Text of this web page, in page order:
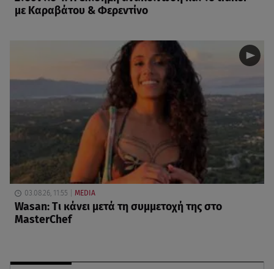
με Καραβάτου & Φερεντίνο
03.08.26, 11:55 MEDIA
Wasan: Tι κάνει μετά τη συμμετοχή της στο
MasterChef